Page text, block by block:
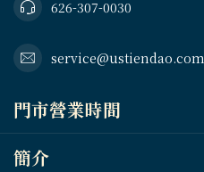
626-307-0030
service@ustiendao.com
門市營業時間
簡介